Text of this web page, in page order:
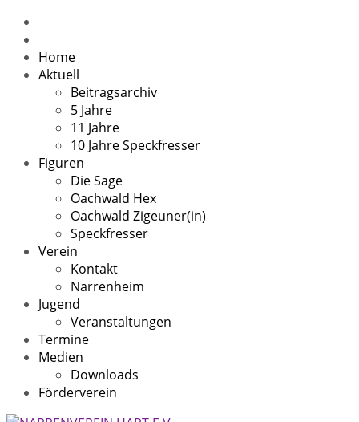
Home
Aktuell
Beitragsarchiv
5 Jahre
11 Jahre
10 Jahre Speckfresser
Figuren
Die Sage
Oachwald Hex
Oachwald Zigeuner(in)
Speckfresser
Verein
Kontakt
Narrenheim
Jugend
Veranstaltungen
Termine
Medien
Downloads
Förderverein